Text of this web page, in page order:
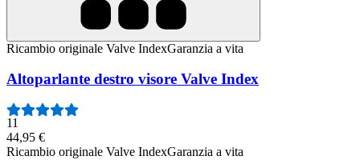
Ricambio originale Valve IndexGaranzia a vita
Altoparlante destro visore Valve Index
11
44,95 €
Ricambio originale Valve IndexGaranzia a vita